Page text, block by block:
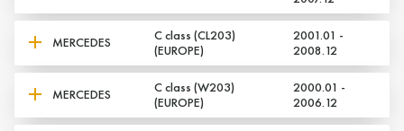
MERCEDES
C class (CL203)
(EUROPE)
2001.01 -
2008.12
MERCEDES
C class (W203)
(EUROPE)
2000.01 -
2006.12